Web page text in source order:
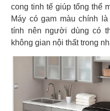
cong tinh tế giúp tổng thể
Máy có gam màu chính
tính nên người dùng có
không gian nội thất trong